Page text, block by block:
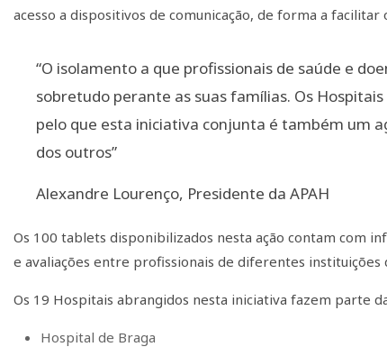
acesso a dispositivos de comunicação, de forma a
“O isolamento a que profissionais de saúde e
sobretudo perante as suas famílias. Os
pelo que esta iniciativa conjunta é também um
dos outros”
Alexandre Lourenço, Presidente da APAH
Os 100 tablets disponibilizados nesta ação contam com
e avaliações entre profissionais de diferentes instituições
Os 19 Hospitais abrangidos nesta iniciativa fazem parte
Hospital de Braga